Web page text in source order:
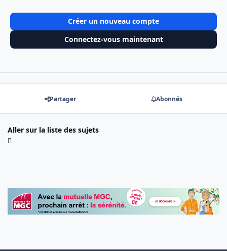
Créer un nouveau compte
Connectez-vous maintenant
Partager Abonnés
Aller sur la liste des sujets